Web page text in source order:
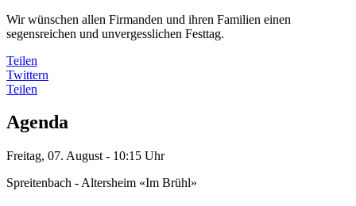
Wir wünschen allen Firmanden und ihren Familien einen
segensreichen und unvergesslichen Festtag.
Teilen
Twittern
Teilen
Agenda
Freitag, 07. August - 10:15 Uhr
Spreitenbach - Altersheim «Im Brühl»